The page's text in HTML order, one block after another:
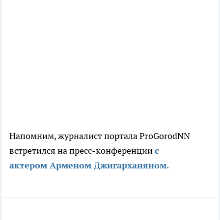
Напомним, журналист портала ProGorodNN
встретился на пресс-конференциис
актером Арменом Джигарханяном.